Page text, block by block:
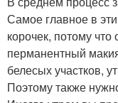
Самое главное в
корочек, потому
перманентный
белесых участков,
Поэтому также